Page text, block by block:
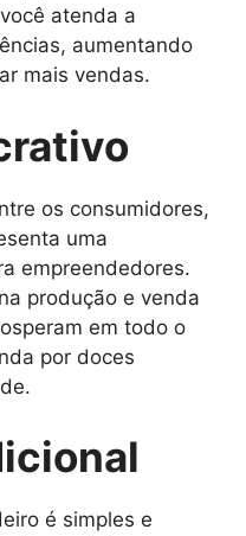
atenda a
aumentando
mais vendas.
os consumidores,
uma
empreendedores.
produção e venda
em todo o
por doces
é simples e